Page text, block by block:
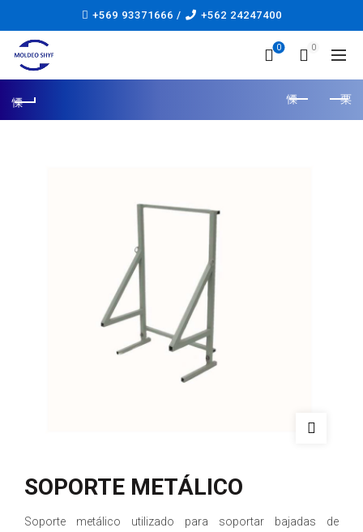
+569 93371666 / +562 24247400
0 0
SOPORTE METÁLICO
Soporte metálico utilizado para soportar bajadas de